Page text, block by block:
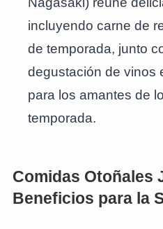
incluyendo carne de
de temporada, junto
degustación de vinos
para los amantes de
temporada.
Comidas Otoñales
Beneficios para la